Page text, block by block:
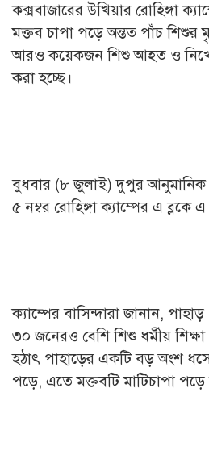
কক্সবাজারের উখিয়ার রোহিঙ্গা
মক্তব চাপা পড়ে অন্তত পাঁচ শিশুর
আরও কয়েকজন শিশু আহত ও
করা হচ্ছে।
বুধবার (৮ জুলাই) দুপুর আনুমানিক
৫ নম্বর রোহিঙ্গা ক্যাম্পের এ ব্লকে
ক্যাম্পের বাসিন্দারা জানান,
৩০ জনেরও বেশি শিশু ধর্মীয়
হঠাৎ পাহাড়ের একটি বড় অংশ
পড়ে, এতে মক্তবটি মাটিচাপা